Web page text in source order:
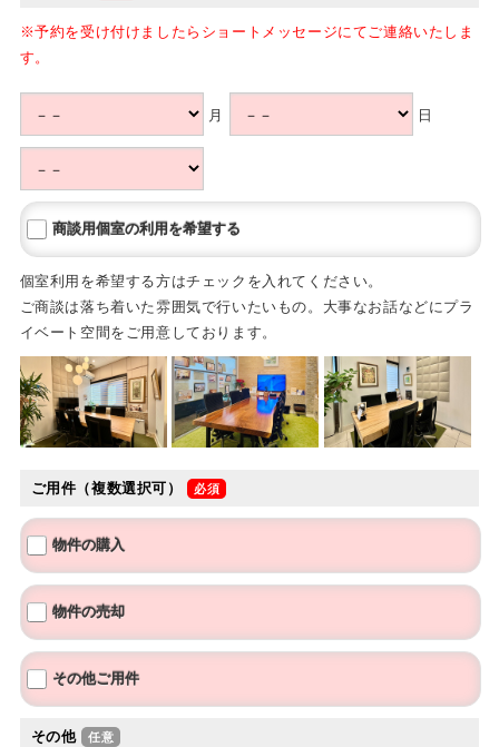
※予約を受け付けましたらショートメッセージにてご連絡いたしま
す。
月 日
商談用個室の利用を希望する
個室利用を希望する方はチェックを入れてください。
ご商談は落ち着いた雰囲気で行いたいもの。大事なお話などにプラ
イベート空間をご用意しております。
ご用件（複数選択可）
物件の購入
物件の売却
その他ご用件
その他